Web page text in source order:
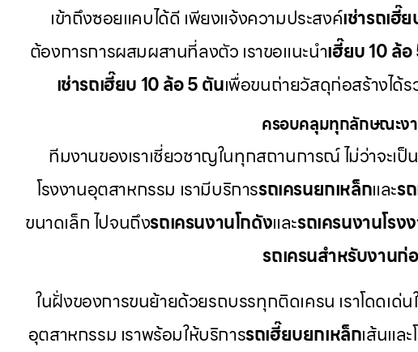
เข้าถึงซอยแคบได้ดี เพียงแจ้งความประสงค์เช่ารถเฮี๊
ต้องการการผสมผสานที่ลงตัว เราขอแนะนำเฮี๊ยบ 10 ล้
เช่ารถเฮี๊ยบ 10 ล้อ 5 ตันเพื่อขนถ่ายวัสดุก่อสร้างได้ร
ครอบคลุมทุกลักษณะงา
ทีมงานของเราเชี่ยวชาญในทุกสถานการณ์ ไม่ว่าจะเป็
โรงงานอุตสาหกรรม เรามีบริการรถเครนยกเหล็กและร
ขนาดเล็ก ไปจนถึงรถเครนงานโกดังและรถเครนงานโรง
รถเครนสำหรับงานก่
ในฝั่งของการขนย้ายด้วยรถบรรทุกติดเครน เราโดดเด่น
อุตสาหกรรม เราพร้อมให้บริการรถเฮี๊ยบยกเหล็กเส้นแล